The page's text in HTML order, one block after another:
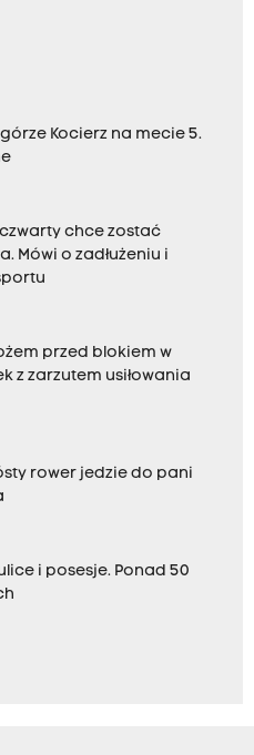
Kocierz na mecie 5.
chce zostać
Mówi o zadłużeniu i
przed blokiem w
z zarzutem usiłowania
rower jedzie do pani
i posesje. Ponad 50